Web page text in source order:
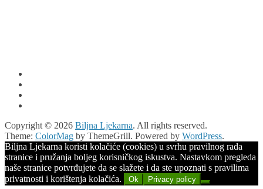
Copyright © 2026 Biljna Ljekarna. All rights reserved.
Theme: ColorMag by ThemeGrill. Powered by WordPress.
Biljna Ljekarna koristi kolačiće (cookies) u svrhu pravilnog rada
stranice i pružanja boljeg korisničkog iskustva. Nastavkom pregleda
naše stranice potvrđujete da se slažete i da ste upoznati s pravilima
privatnosti i korištenja kolačića.
Ok Privacy policy